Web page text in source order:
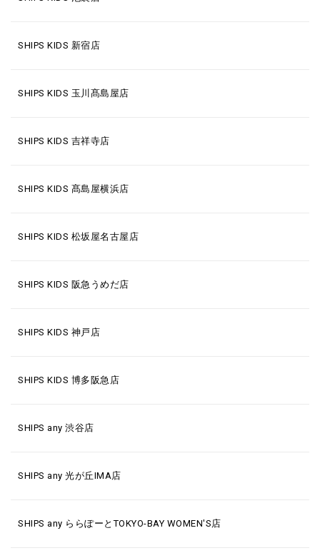
SHIPS KIDS 新宿店
SHIPS KIDS 玉川髙島屋店
SHIPS KIDS 吉祥寺店
SHIPS KIDS 髙島屋横浜店
SHIPS KIDS 松坂屋名古屋店
SHIPS KIDS 阪急うめだ店
SHIPS KIDS 神戸店
SHIPS KIDS 博多阪急店
SHIPS any 渋谷店
SHIPS any 光が丘IMA店
SHIPS any ららぽーとTOKYO-BAY WOMEN'S店